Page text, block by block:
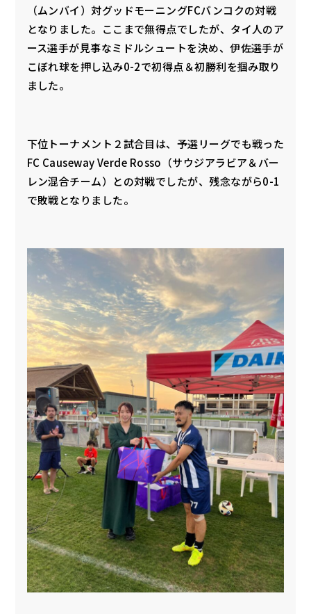
（ムンバイ）対グッドモーニングFCバンコクの対戦
となりました。ここまで無得点でしたが、タイ人のア
ース選手が見事なミドルシュートを決め、伊佐選手が
こぼれ球を押し込み0-2で初得点＆初勝利を掴み取り
ました。
下位トーナメント２試合目は、予選リーグでも戦った
FC Causeway Verde Rosso（サウジアラビア＆バー
レン混合チーム）との対戦でしたが、残念ながら0-1
で敗戦となりました。